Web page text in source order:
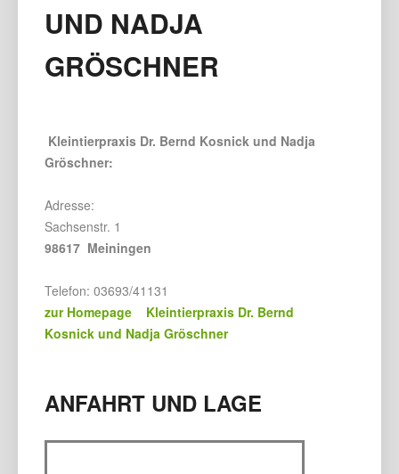
UND NADJA
GRÖSCHNER
Kleintierpraxis Dr. Bernd Kosnick und Nadja
Gröschner:
Adresse:
Sachsenstr. 1
98617 Meiningen
Telefon: 03693/41131
zur Homepage Kleintierpraxis Dr. Bernd
Kosnick und Nadja Gröschner
ANFAHRT UND LAGE